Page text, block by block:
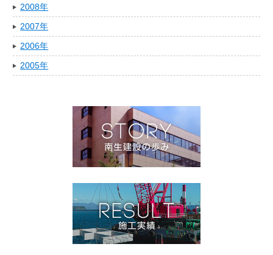
2008年
2007年
2006年
2005年